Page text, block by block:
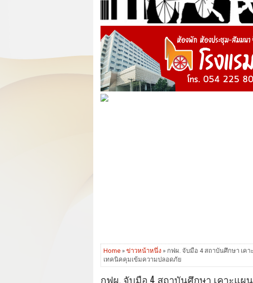
Home » ข่าวหน้าหนึ่ง » กฟผ. จับมือ 4 สถาบันศึกษา เค
เทคนิคคุมเข้มความปลอดภัย
กฟผ. จับมือ 4 สถาบันศึกษา เคาะแผ